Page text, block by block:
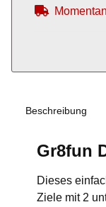
Beschreibung
Gr8fun
Dieses
Ziele mit 2